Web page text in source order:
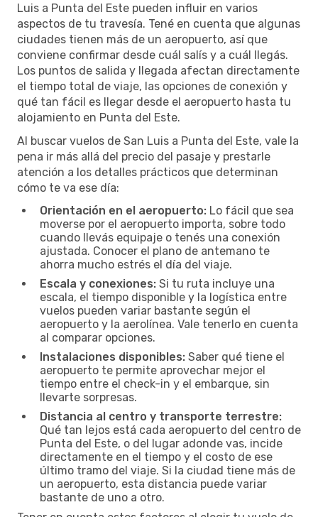
Luis a Punta del Este pueden influir en varios
aspectos de tu travesía. Tené en cuenta que algunas
ciudades tienen más de un aeropuerto, así que
conviene confirmar desde cuál salís y a cuál llegás.
Los puntos de salida y llegada afectan directamente
el tiempo total de viaje, las opciones de conexión y
qué tan fácil es llegar desde el aeropuerto hasta tu
alojamiento en Punta del Este.
Al buscar vuelos de San Luis a Punta del Este, vale la
pena ir más allá del precio del pasaje y prestarle
atención a los detalles prácticos que determinan
cómo te va ese día:
Orientación en el aeropuerto: Lo fácil que sea
moverse por el aeropuerto importa, sobre todo
cuando llevás equipaje o tenés una conexión
ajustada. Conocer el plano de antemano te
ahorra mucho estrés el día del viaje.
Escala y conexiones: Si tu ruta incluye una
escala, el tiempo disponible y la logística entre
vuelos pueden variar bastante según el
aeropuerto y la aerolínea. Vale tenerlo en cuenta
al comparar opciones.
Instalaciones disponibles: Saber qué tiene el
aeropuerto te permite aprovechar mejor el
tiempo entre el check-in y el embarque, sin
llevarte sorpresas.
Distancia al centro y transporte terrestre:
Qué tan lejos está cada aeropuerto del centro de
Punta del Este, o del lugar adonde vas, incide
directamente en el tiempo y el costo de ese
último tramo del viaje. Si la ciudad tiene más de
un aeropuerto, esta distancia puede variar
bastante de uno a otro.